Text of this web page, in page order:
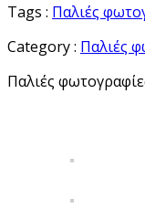
Tags : Παλιές
Category : Παλιές
Παλιές